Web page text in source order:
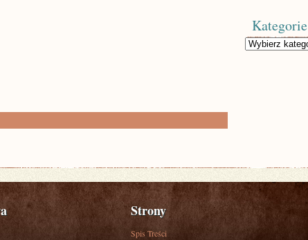
Kategorie
Kategorie
Strony
Spis Treści